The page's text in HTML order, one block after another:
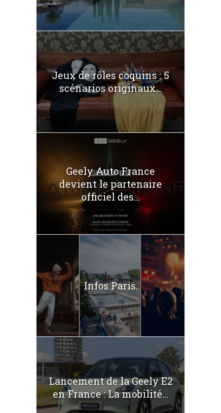
Jeux de rôles coquins : 5
scénarios originaux...
Geely Auto France
devient le partenaire
officiel des...
Infos Paris.
Lancement de la Geely E2
en France : La mobilité...